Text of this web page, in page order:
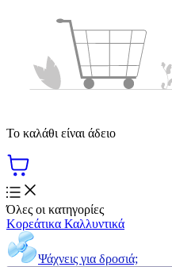
Το καλάθι είναι άδειο
Όλες οι κατηγορίες
Κορεάτικα Καλλυντικά
Ψάχνεις για δροσιά;